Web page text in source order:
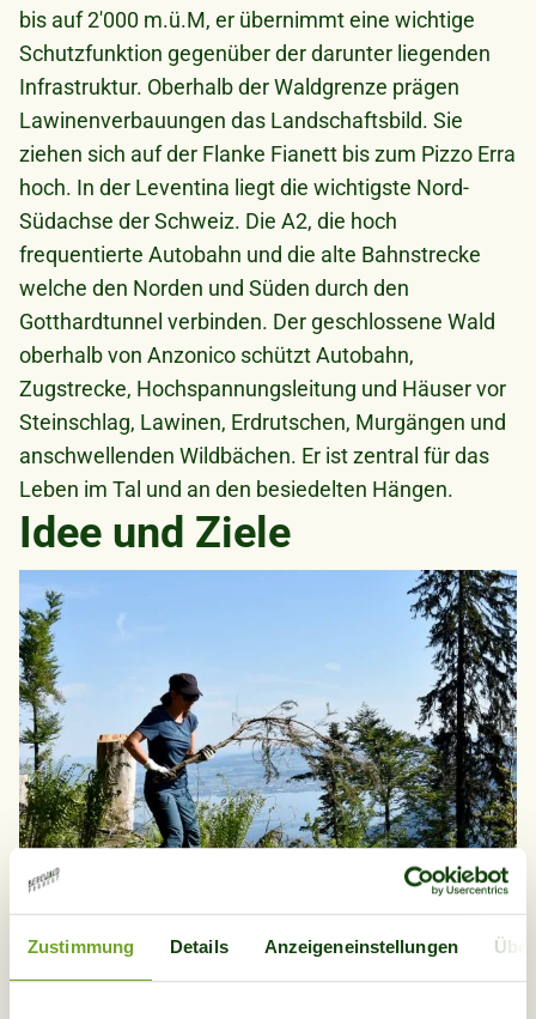
Zustimmung Details Anzeigeneinstellungen
bis auf 2'000 m.ü.M, er übernimmt eine wichtige
Schutzfunktion gegenüber der darunter liegenden
Infrastruktur. Oberhalb der Waldgrenze prägen
Lawinenverbauungen das Landschaftsbild. Sie
ziehen sich auf der Flanke Fianett bis zum Pizzo Erra
hoch. In der Leventina liegt die wichtigste Nord-
Südachse der Schweiz. Die A2, die hoch
frequentierte Autobahn und die alte Bahnstrecke
welche den Norden und Süden durch den
Gotthardtunnel verbinden. Der geschlossene Wald
oberhalb von Anzonico schützt Autobahn,
Zugstrecke, Hochspannungsleitung und Häuser vor
Steinschlag, Lawinen, Erdrutschen, Murgängen und
anschwellenden Wildbächen. Er ist zentral für das
Leben im Tal und an den besiedelten Hängen.
Idee und Ziele
Bild